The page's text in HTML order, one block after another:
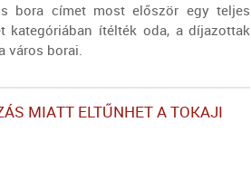
bora címet most először egy teljes
kategóriában ítélték oda, a díjazottak
város borai.
MIATT ELTŰNHET A TOKAJI